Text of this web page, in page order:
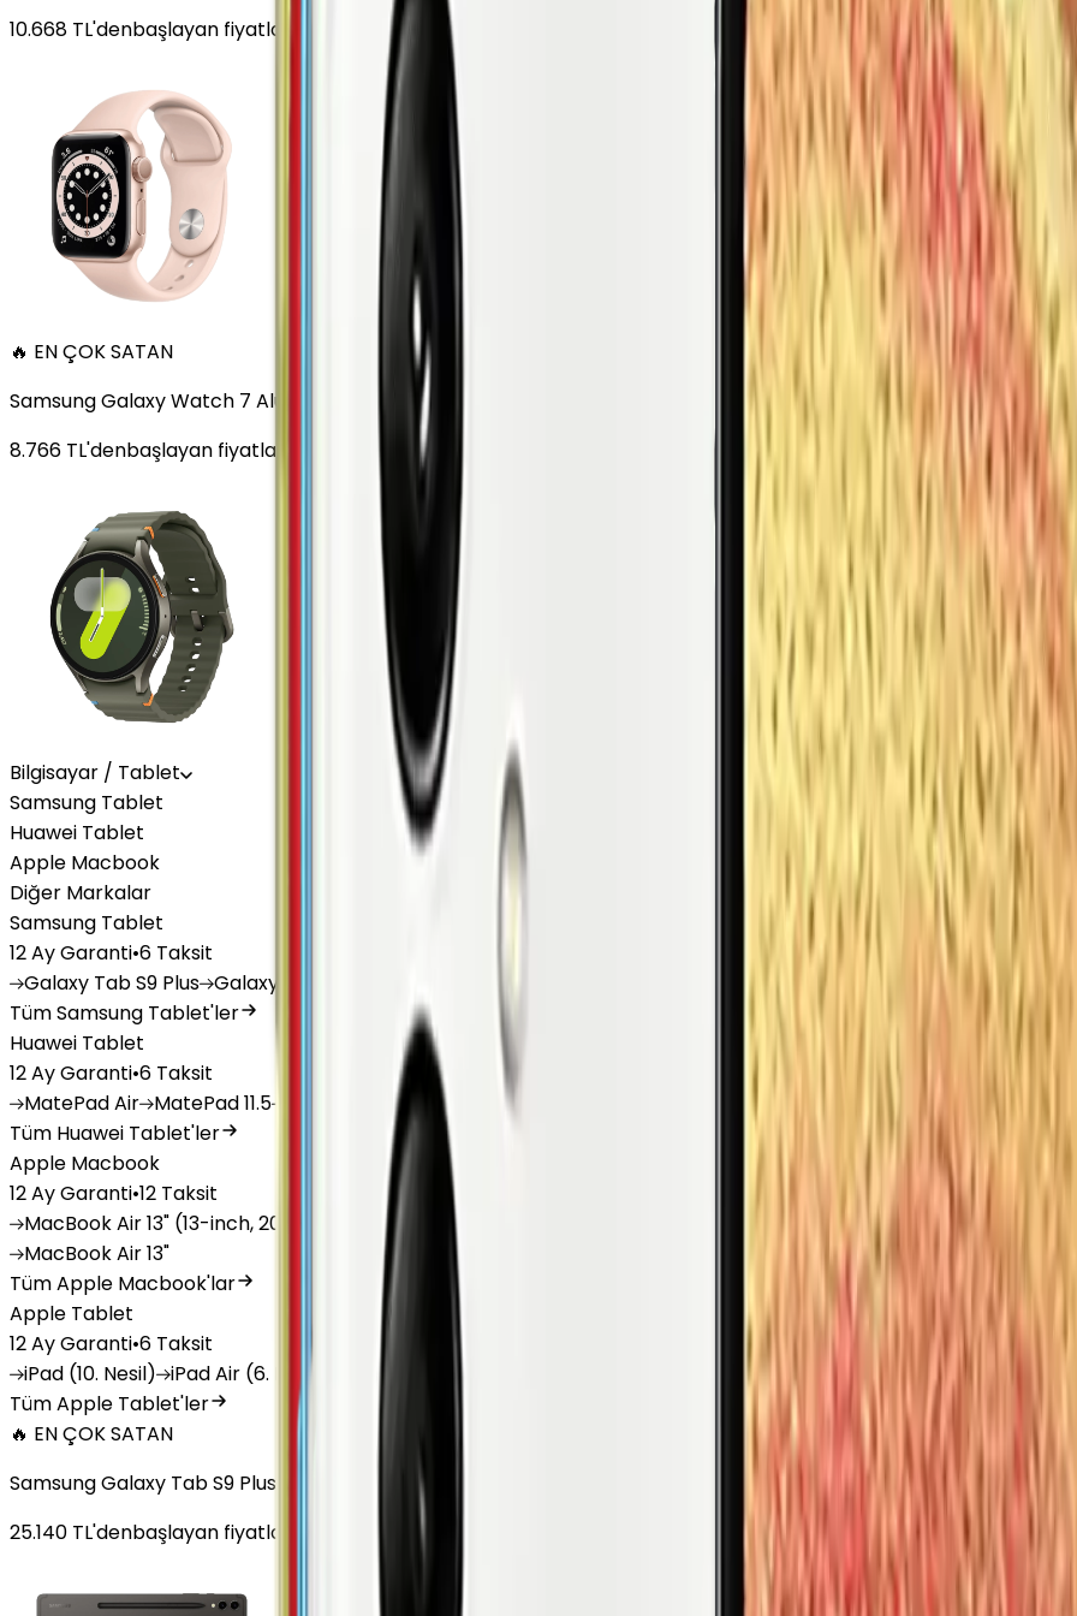
10.668 TL'denbaşlayan fiyatlar
🔥 EN ÇOK SATAN
Samsung Galaxy Watch 7 Alüminyum 44 mm Bluetooth Wi-Fi Yeşil
8.766 TL'denbaşlayan fiyatlar
Bilgisayar / Tablet
Samsung Tablet
Huawei Tablet
Apple Macbook
Diğer Markalar
Samsung Tablet
12 Ay Garanti•6 Taksit
Galaxy Tab S9 Plus Galaxy GalaxyTab A9 Plus Galaxy
Tüm Samsung Tablet'ler
Huawei Tablet
12 Ay Garanti•6 Taksit
MatePadAir MatePad11.5 11.5"S MatePad
Tüm Huawei Tablet'ler
Apple Macbook
12 Ay Garanti•12 Taksit
MacBookAir 13" (13-inch, 2020) MacBook Air 13.6 inch (13.6-inch, 2022) MacBook Air 13" (13-inch, 2019)
MacBookAir 13"
Tüm Apple Macbook'lar
Apple Tablet
12 Ay Garanti•6 Taksit
iPad (10. Nesil) iPadAir (6. Nesil) iPad (9. Nesil) Air (5. Nesil) iPad
Air (2. Nesil)
Tüm Apple Tablet'ler
🔥 EN ÇOK SATAN
Samsung Galaxy Tab S9 Plus 256 GB 12.4 inç Wi-Fi Grafit
25.140 TL'denbaşlayan fiyatlar